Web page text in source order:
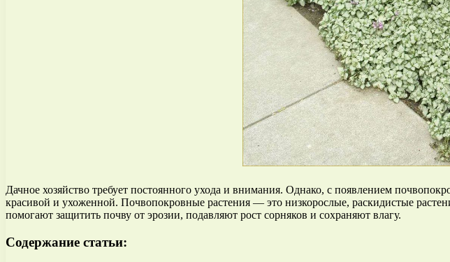
Дачное хозяйство требует постоянного ухода и внимания. Однако, с появлением
красивой и ухоженной. Почвопокровные растения — это низкорослые, раскидистые
помогают защитить почву от эрозии, подавляют рост сорняков и сохраняют влагу.
Содержание статьи: